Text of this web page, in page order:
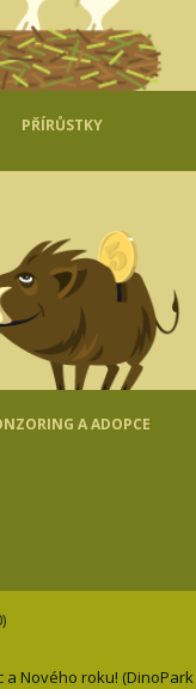
PŘÍRŮSTKY
A ADOPCE
a Nového roku! (DinoPark